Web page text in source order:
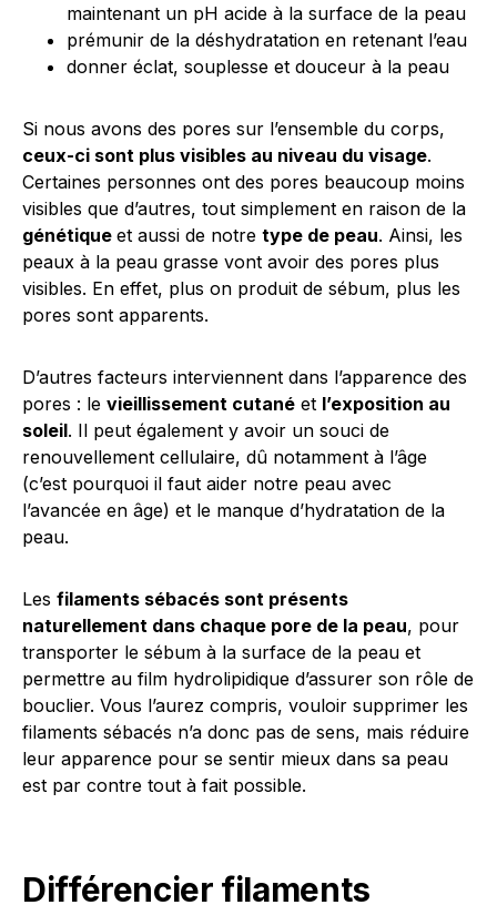
maintenant un pH acide à la surface de la peau
prémunir de la déshydratation en retenant l’eau
donner éclat, souplesse et douceur à la peau
Si nous avons des pores sur l’ensemble du corps,
ceux-ci sont plus visibles au niveau du visage.
Certaines personnes ont des pores beaucoup moins
visibles que d’autres, tout simplement en raison de la
génétique et aussi de notre type de peau. Ainsi, les
peaux à la peau grasse vont avoir des pores plus
visibles. En effet, plus on produit de sébum, plus les
pores sont apparents.
D’autres facteurs interviennent dans l’apparence des
pores : le vieillissement cutané et l’exposition au
soleil. Il peut également y avoir un souci de
renouvellement cellulaire, dû notamment à l’âge
(c’est pourquoi il faut aider notre peau avec
l’avancée en âge) et le manque d’hydratation de la
peau.
Les filaments sébacés sont présents
naturellement dans chaque pore de la peau, pour
transporter le sébum à la surface de la peau et
permettre au film hydrolipidique d’assurer son rôle de
bouclier. Vous l’aurez compris, vouloir supprimer les
filaments sébacés n’a donc pas de sens, mais réduire
leur apparence pour se sentir mieux dans sa peau
est par contre tout à fait possible.
Différencier filaments